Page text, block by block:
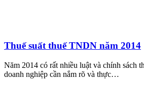
Thuế suất thuế TNDN năm 2014
Năm 2014 có rất nhiều luật và chính sách
doanh nghiệp cần nắm rõ và thực…